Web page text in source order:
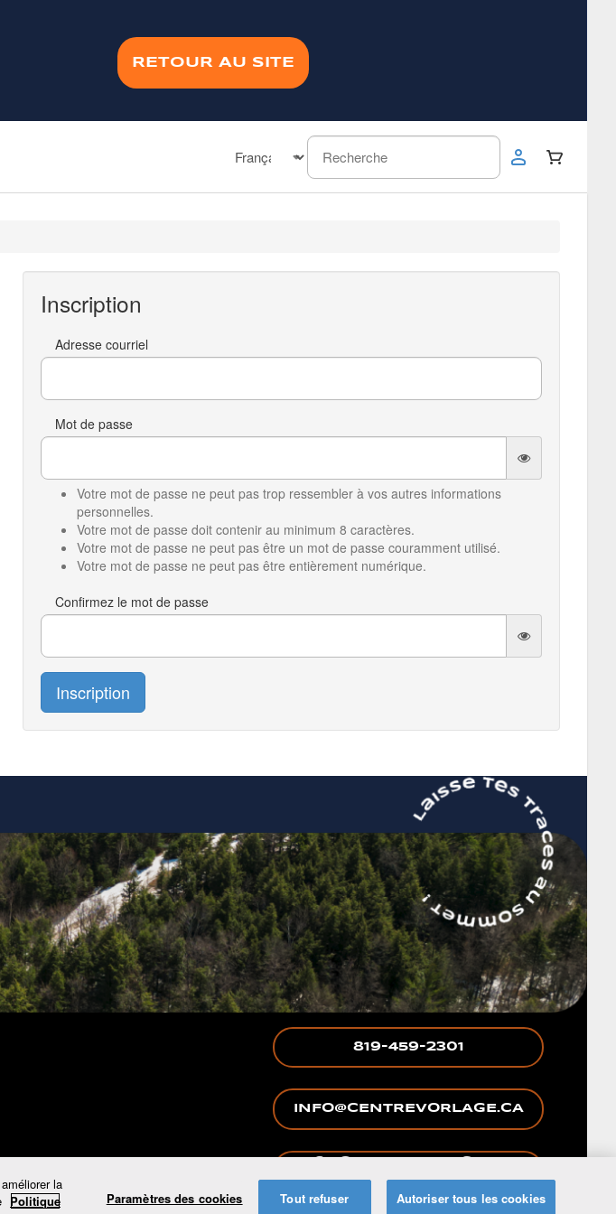
RETOUR AU SITE
Inscription
Adresse courriel
Mot de passe
Votre mot de passe ne peut pas trop ressembler à vos autres informations
personnelles.
Votre mot de passe doit contenir au minimum 8 caractères.
Votre mot de passe ne peut pas être un mot de passe couramment utilisé.
Votre mot de passe ne peut pas être entièrement numérique.
Confirmez le mot de passe
Inscription
819-459-2301
INFO@CENTREVORLAGE.CA
WAKEFIELD, QC, J0X3G0
la
Politique
Paramètres des cookies Tout refuser Autoriser tous les cookies